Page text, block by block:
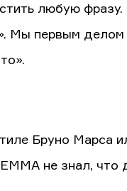
любую
Мы первым
Бруно Марса
не знал, что